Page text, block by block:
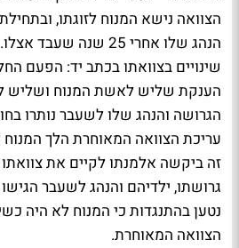
שינויים בצוואתו בכתב יד: הפעם
הענקת שליש לאשת המנוח ושליש
הגרושה והנהג שלו לשעבר נותרו
זה ביקשה אלמנתו לקיים את צוואתו
גרושתו, ילדיהם והנהג לשעבר
נטען בהתנגדות כי המנוח לא היה
הצוואה המאוחרת.